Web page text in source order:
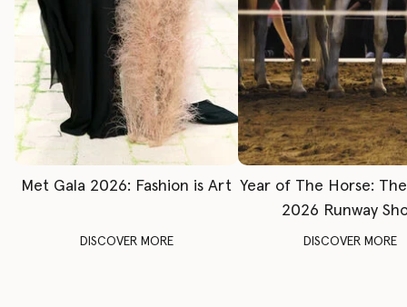
Met Gala 2026: Fashion is Art
DISCOVER MORE
Year of The Horse:
2026 Runway
DISCOVER MORE